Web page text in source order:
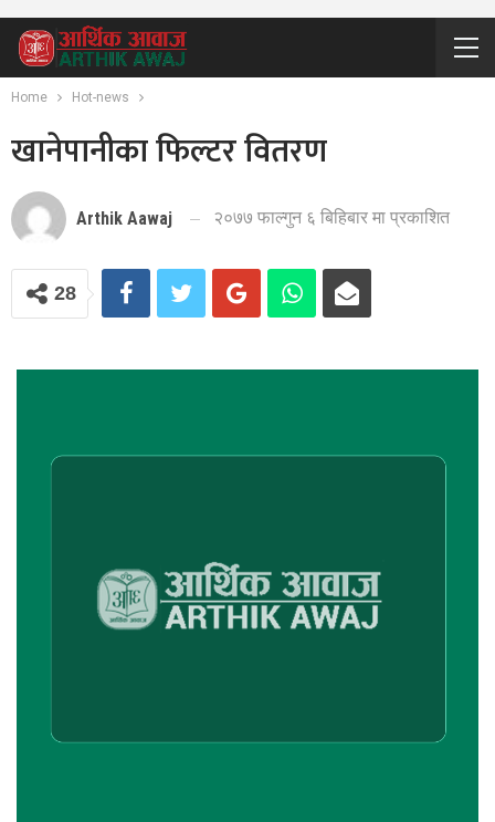
Home Hot-news
खानेपानीका फिल्टर वितरण
Arthik Aawaj २०७७ फाल्गुन ६ बिहिबार मा प्रकाशित
28